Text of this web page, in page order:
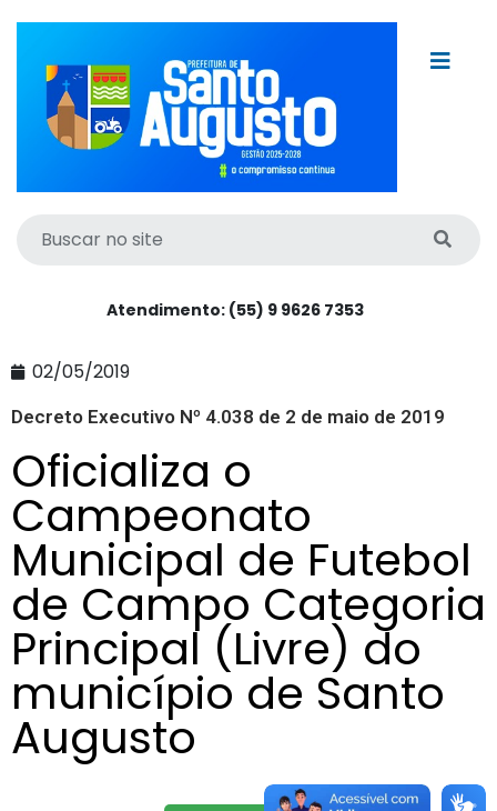
Atendimento: (55) 9 9626 7353
02/05/2019
Decreto Executivo Nº 4.038 de 2 de maio de 2019
Oficializa o
Campeonato
Municipal de Futebol
de Campo Categoria
Principal (Livre) do
município de Santo
Augusto